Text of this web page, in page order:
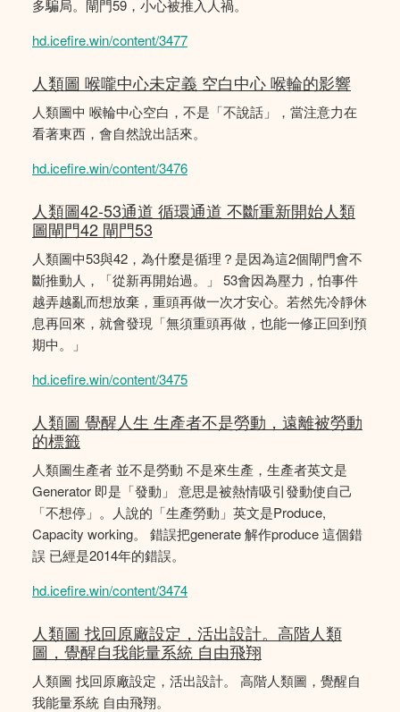
多騙局。閘門59，小心被推入人禍。
hd.icefire.win/content/3477
人類圖 喉嚨中心未定義 空白中心 喉輪的影響
人類圖中 喉輪中心空白，不是「不說話」，當注意力在
看著東西，會自然說出話來。
hd.icefire.win/content/3476
人類圖42-53通道 循環通道 不斷重新開始人類
圖閘門42 閘門53
人類圖中53與42，為什麼是循理？是因為這2個閘門會不
斷推動人，「從新再開始過。」 53會因為壓力，怕事件
越弄越亂而想放棄，重頭再做一次才安心。若然先冷靜休
息再回來，就會發現「無須重頭再做，也能一修正回到預
期中。」
hd.icefire.win/content/3475
人類圖 覺醒人生 生產者不是勞動，遠離被勞動
的標籤
人類圖生產者 並不是勞動 不是來生產，生產者英文是
Generator 即是「發動」 意思是被熱情吸引發動使自己
「不想停」。人說的「生產勞動」英文是Produce,
Capacity working。 錯誤把generate 解作produce 這個錯
誤 已經是2014年的錯誤。
hd.icefire.win/content/3474
人類圖 找回原廠設定，活出設計。高階人類
圖，覺醒自我能量系統 自由飛翔
人類圖 找回原廠設定，活出設計。 高階人類圖，覺醒自
我能量系統 自由飛翔。